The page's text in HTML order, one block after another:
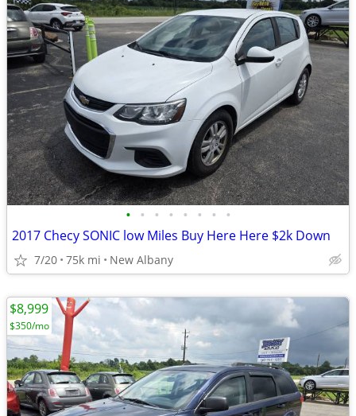
• • • • • • • •
2017 Checy SONIC low Miles Buy Here Here $2k Down
7/20 75k mi New Albany
$8,999
$350/mo